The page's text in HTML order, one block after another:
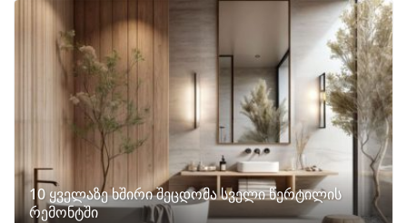
10 ყველაზე ხშირი შეცდომა სველი წერტილის
რემონტში